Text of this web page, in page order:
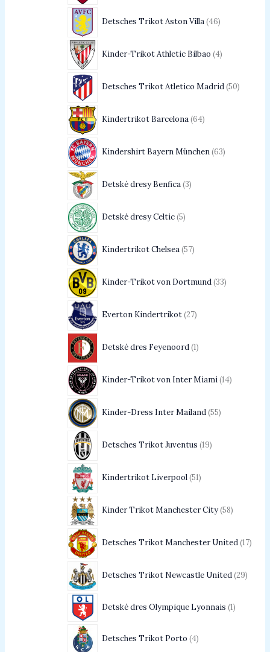
Detsches Trikot Aston Villa 46
Kinder-Trikot Athletic Bilbao 4
Detsches Trikot Atletico Madrid 50
Kindertrikot Barcelona 64
Kindershirt Bayern München 63
Detské dresy Benfica 3
Detské dresy Celtic 5
Kindertrikot Chelsea 57
Kinder-Trikot von Dortmund 33
Everton Kindertrikot 27
Detské dres Feyenoord 1
Kinder-Trikot von Inter Miami 14
Kinder-Dress Inter Mailand 55
Detsches Trikot Juventus 19
Kindertrikot Liverpool 51
Kinder Trikot Manchester City 58
Detsches Trikot Manchester United 17
Detsches Trikot Newcastle United 29
Detské dres Olympique Lyonnais 1
Detsches Trikot Porto 4